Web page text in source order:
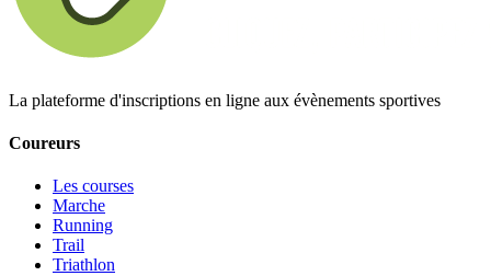
La plateforme d'inscriptions en ligne aux évènements sportives
Coureurs
Les courses
Marche
Running
Trail
Triathlon